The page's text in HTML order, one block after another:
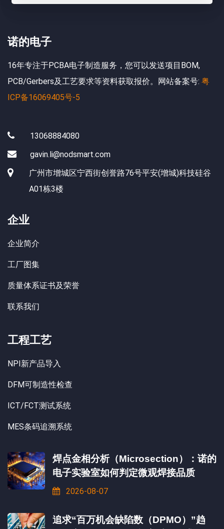
诺的电子
16年专注于PCBA电子制造服务，您可以发送项目BOM,
PCB/Gerbers及工艺要求等资料获取报价。网站备案号: 粤
ICP备16069405号-5
13068884080
gavin.li@nodsmart.com
广州市增城区宁西街创誉路76号平安(增城)科技硅谷
A01栋3楼
企业
企业简介
工厂图集
质量体系证书及荣誉
联系我们
工程工艺
NPI新产品导入
DFM可制造性检查
ICT/FCT测试系统
MES条码追溯系统
焊点金相分析（Microsection）：诺的
电子实验室如何判定微观焊接品质
2026-08-07
追求“百万机会缺陷数（DPMO）”趋